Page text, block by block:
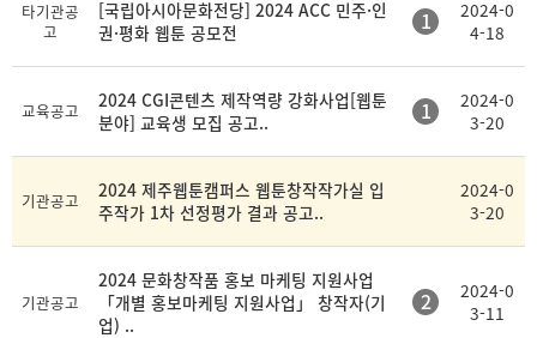
타기관공
고
[국립아시아문화전당] 2024 ACC 민주·인
권·평화 웹툰 공모전
1
2024-0
4-18
교육공고
2024 CGI콘텐츠 제작역량 강화사업[웹툰
분야] 교육생 모집 공고..
1
2024-0
3-20
기관공고
2024 제주웹툰캠퍼스 웹툰창작작가실 입
주작가 1차 선정평가 결과 공고..
2024-0
3-20
기관공고
2024 문화창작품 홍보 마케팅 지원사업
「개별 홍보마케팅 지원사업」 창작자(기
업) ..
2
2024-0
3-11